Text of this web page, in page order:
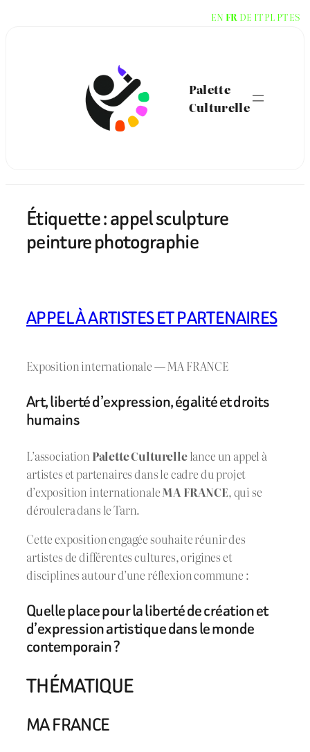
Palette
Culturelle
Étiquette :appel sculpture
peinture photographie
APPEL À ARTISTES ET PARTENAIRES
Exposition internationale — MA FRANCE
Art, liberté d’expression, égalité et droits
humains
L’association Palette Culturellelance un appel à
artistes et partenaires dans le cadre du projet
d’exposition internationaleMA FRANCE, qui se
déroulera dans le Tarn.
Cette exposition engagée souhaite réunir des
artistes de différentes cultures, origines et
disciplines autour d’une réflexion commune :
Quelle place pour la liberté de création et
d’expression artistique dans le monde
contemporain ?
THÉMATIQUE
MA FRANCE
EN FR DE ITPL PTES